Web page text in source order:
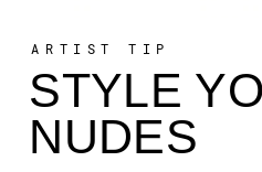
ARTIST TIP
STYLE
NUDES